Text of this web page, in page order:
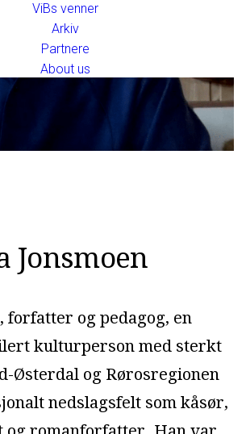
ViBs venner
Arkiv
Partnere
About us
Jonsmoen
forfatter og pedagog, en
kulturperson med sterkt
Østerdal og Rørosregionen
nedslagsfelt som kåsør,